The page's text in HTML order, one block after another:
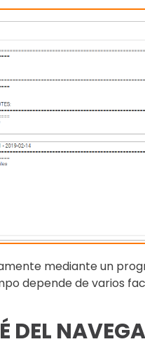
mediante un
depende de varios
DEL